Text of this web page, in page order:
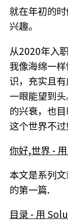
就在年初的
兴趣。
从2020年入
我像海绵一
识，充实且
一眼能望到
的兴衰，也
这个世界不
你好,世界 -
本文是系列
的第一篇.
目录 - 用